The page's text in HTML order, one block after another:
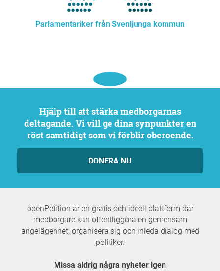
Parlamentariker från Svenljunga kommun
Hjälp till att stärka medborgarnas
deltagande. Vi vill ge dina synpunkter en
röst samtidigt som vi förblir oberoende.
DONERA NU
openPetition är en gratis och ideell plattform där
medborgare kan offentliggöra en gemensam
angelägenhet, organisera sig och inleda dialog med
politiker.
Missa aldrig några nyheter igen